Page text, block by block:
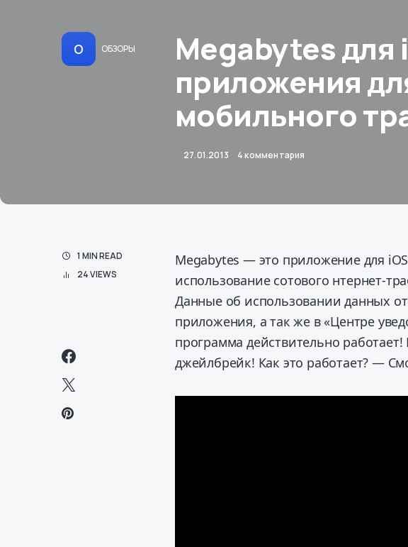
О ОБЗОРЫ
Megabytes для
приложения
мобильного
27.01.2013 4 комментария
1 MIN READ
24 VIEWS
Megabytes — это приложение для
использование сотового нтернет-
Данные об использовании данных
приложения, а так же в «Центре
программа действительно
джейлбрейк! Как это работает? —